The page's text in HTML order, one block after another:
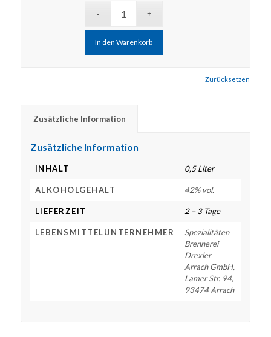
Zurücksetzen
In den Warenkorb
Zusätzliche Information
Zusätzliche Information
INHALT 0,5 Liter
ALKOHOLGEHALT 42% vol.
LIEFERZEIT 2 – 3 Tage
LEBENSMITTELUNTERNEHMER
Spezialitäten
Brennerei
Drexler
Arrach GmbH,
Lamer Str. 94,
93474 Arrach